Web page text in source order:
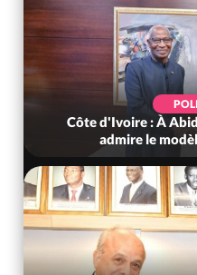
Côte d'Ivoire : À
admire le